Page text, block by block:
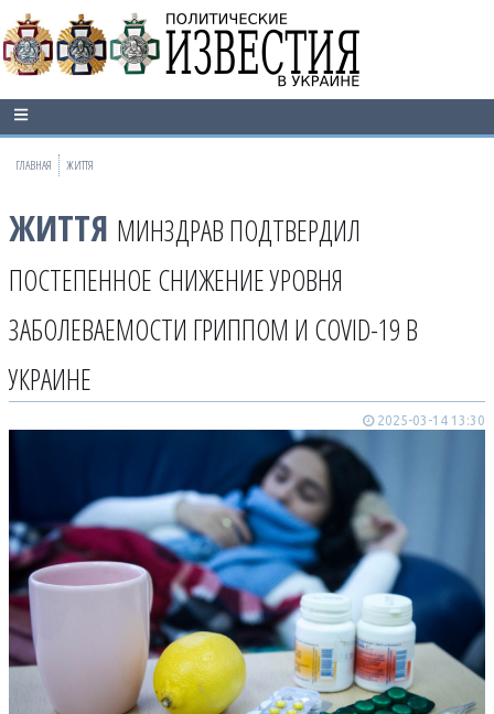
ГЛАВНАЯ ЖИТТЯ
ЖИТТЯ МИНЗДРАВ ПОДТВЕРДИЛ
ПОСТЕПЕННОЕ СНИЖЕНИЕ УРОВНЯ
ЗАБОЛЕВАЕМОСТИ ГРИППОМ И COVID-19 В
УКРАИНЕ
2025-03-14 13:30